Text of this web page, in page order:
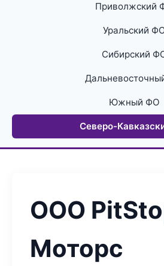
Приволжский
Уральский
Сибирский
Южный ФО
Северо-
ООО
Моторс